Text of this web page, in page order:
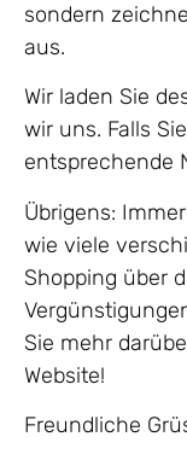
sondern
aus.
Wir laden Sie
wir uns. Falls
entsprechende
Übrigens:
wie viele
Shopping über
Sie mehr
Website!
Freundliche